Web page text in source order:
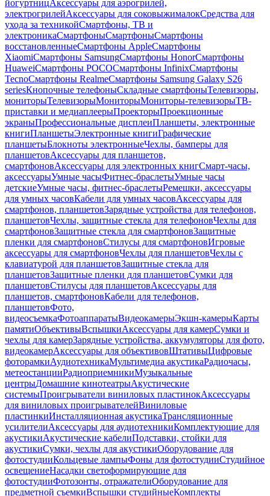
йогуртницАксессуары для аэрогрилей,
электрогрилейАксессуары для соковыжималокСредства для
ухода за техникойСмартфоны, ТВ и
электроникаСмартфоныСмартфоныСмартфоны
восстановленныеСмартфоны AppleСмартфоны
XiaomiСмартфоны SamsungСмартфоны HonorСмартфоны
HuaweiСмартфоны POCOСмартфоны InfinixСмартфоны
TecnoСмартфоны RealmeСмартфоны Samsung Galaxy S26
seriesКнопочные телефоныСкладные смартфоныТелевизоры,
мониторыТелевизорыМониторыМониторы-телевизорыТВ-
приставки и медиаплеерыПроекторыПроекционные
экраныПрофессиональные дисплеиПланшеты, электронные
книгиПланшетыЭлектронные книгиГрафические
планшетыБлокноты электронныеЧехлы, бамперы для
планшетовАксессуары для планшетов,
смартфоновАксессуары для электронных книгСмарт-часы,
аксессуарыУмные часыФитнес-браслетыУмные часы
детскиеУмные часы, фитнес-браслетыРемешки, аксессуары
для умных часовКабели для умных часовАксессуары для
смартфонов, планшетовЗарядные устройства для телефонов,
планшетовЧехлы, защитные стекла для телефоновЧехлы для
смартфоновЗащитные стекла для смартфоновЗащитные
пленки для смартфоновСтилусы для смартфоновИгровые
аксессуары для смартфоновЧехлы для планшетовЧехлы с
клавиатурой для планшетовЗащитные стекла для
планшетовЗащитные пленки для планшетовСумки для
планшетовСтилусы для планшетовАксессуары для
планшетов, смартфоновКабели для телефонов,
планшетовФото,
видеосъемкаФотоаппаратыВидеокамерыЭкшн-камерыКарты
памятиОбъективыВспышкиАксессуары для камерСумки и
чехлы для камерЗарядные устройства, аккумуляторы для фото,
видеокамерАксессуары для объективовШтативыЦифровые
фоторамкиАудиотехникаМультимедиа акустикаРадиочасы,
метеостанцииРадиоприемникиМузыкальные
центрыДомашние кинотеатрыАкустические
системыПроигрыватели виниловых пластинокАксессуары
для виниловых проигрывателейВиниловые
пластинкиИнсталляционная акустикаТрансляционные
усилителиАксессуары для аудиотехникиКомплектующие для
акустикиАкустические кабелиПодставки, стойки для
акустикиСумки, чехлы для акустикиОборудование для
фотостудииКольцевые лампыФоны для фотостудииСтудийное
освещениеНасадки светоформирующие для
фотостудииФотозонты, отражателиОборудование для
предметной съемкиВспышки студийныеКомплекты